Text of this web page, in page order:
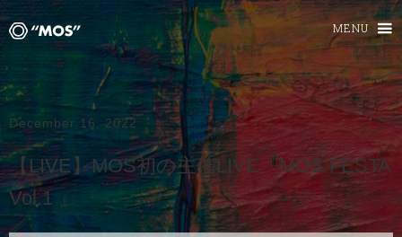
MENU
December 16, 2022
【LIVE】MOS初の主催LIVE『MOS FESTA
Vol.1 』